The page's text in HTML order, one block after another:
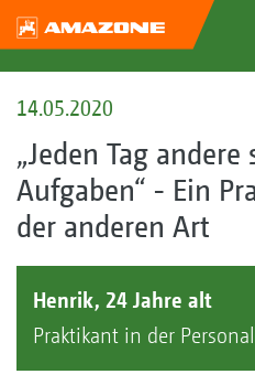
14.05.2020
„Jeden Tag andere
Aufgaben“ - Ein
der anderen Art
Henrik, 24 Jahre alt
Praktikant in der